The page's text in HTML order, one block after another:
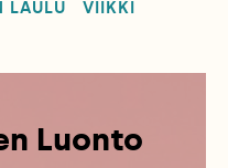
LAULU VIIKKI
Luonto